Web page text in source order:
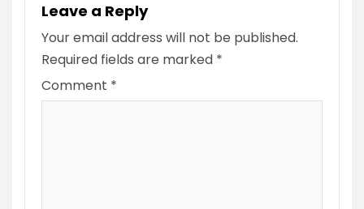
Leave a Reply
Your email address will not be published.
Required fields are marked *
Comment *